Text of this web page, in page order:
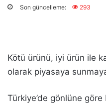
Son güncelleme: 293
Kötü ürünü, iyi ürün ile
olarak piyasaya
Türkiye’de gönlüne